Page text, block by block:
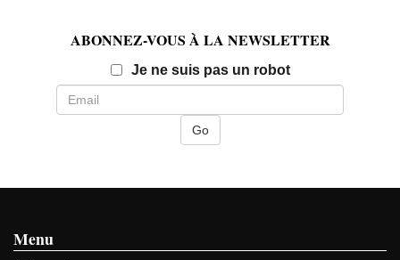
ABONNEZ-VOUS À LA NEWSLETTER
Je ne suis pas un robotEmail
Menu